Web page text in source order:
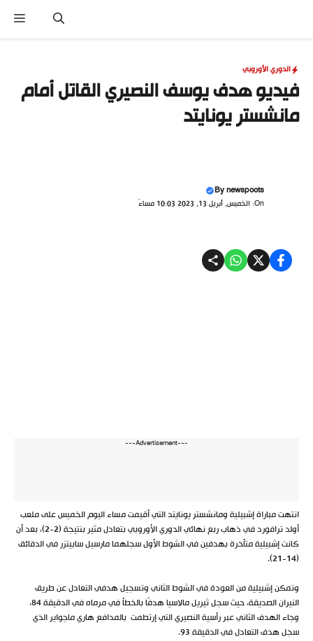
المحتوى
الدوري الأوروبي
فيديو هدف يوسف النصيري القاتل أمام
مانشستر يونايتد
Bynewspoots
On: الخميس, أبريل 13, 2023 10:03 مساءً
---Advertisement---
انتهت مباراة إشبيلية ومانشستر يونايتد التي أقيمت مساء اليوم الخميس على ملعب
أولد ترافورد في ذهاب ربع نهائي الدوري الأوروبي بتعادل مثير بنتيجة (2-2)، بعد أن
كانت إشبيلية متأخرة بهدفين في الشوط الأول سجلهما مارسيل سابيتزر في الدقائق
(14-21).
وتمكن إشبيلية من العودة في الشوط الثاني وتسجيل هدفي التعادل عن طريق
النيران الصديقة، حيث سجل ثيريل مالاسيا هدفًا بالخطأ في مرماه في الدقيقة 84،
وجاء الهدف الثاني عبر رأسية النصيري التي إرتطمت بالمدافع هاري ماجواير الذي
سجل هدف التعادل في الدقيقة 93.